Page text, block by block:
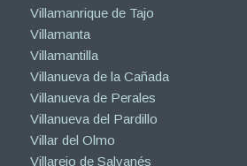
Villamanrique de Tajo
Villamanta
Villamantilla
Villanueva de la Cañada
Villanueva de Perales
Villanueva del Pardillo
Villar del Olmo
Villarejo de Salvanés